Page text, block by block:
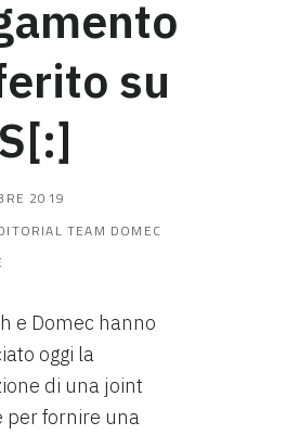
su
2019
TEAM DOMEC
e Domec hanno
oggi la
di una joint
per fornire una